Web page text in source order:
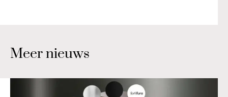
Meer nieuws